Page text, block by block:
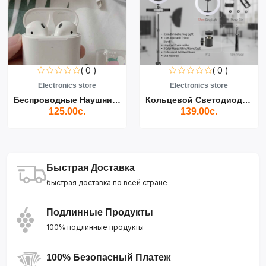
( 0 )
Electronics store
Беспроводные Наушники Air...
125.00с.
( 0 )
Electronics store
Кольцевой Светодиодный Св...
139.00с.
Быстрая Доставка
быстрая доставка по всей стране
Подлинные Продукты
100% подлинные продукты
100% Безопасный Платеж